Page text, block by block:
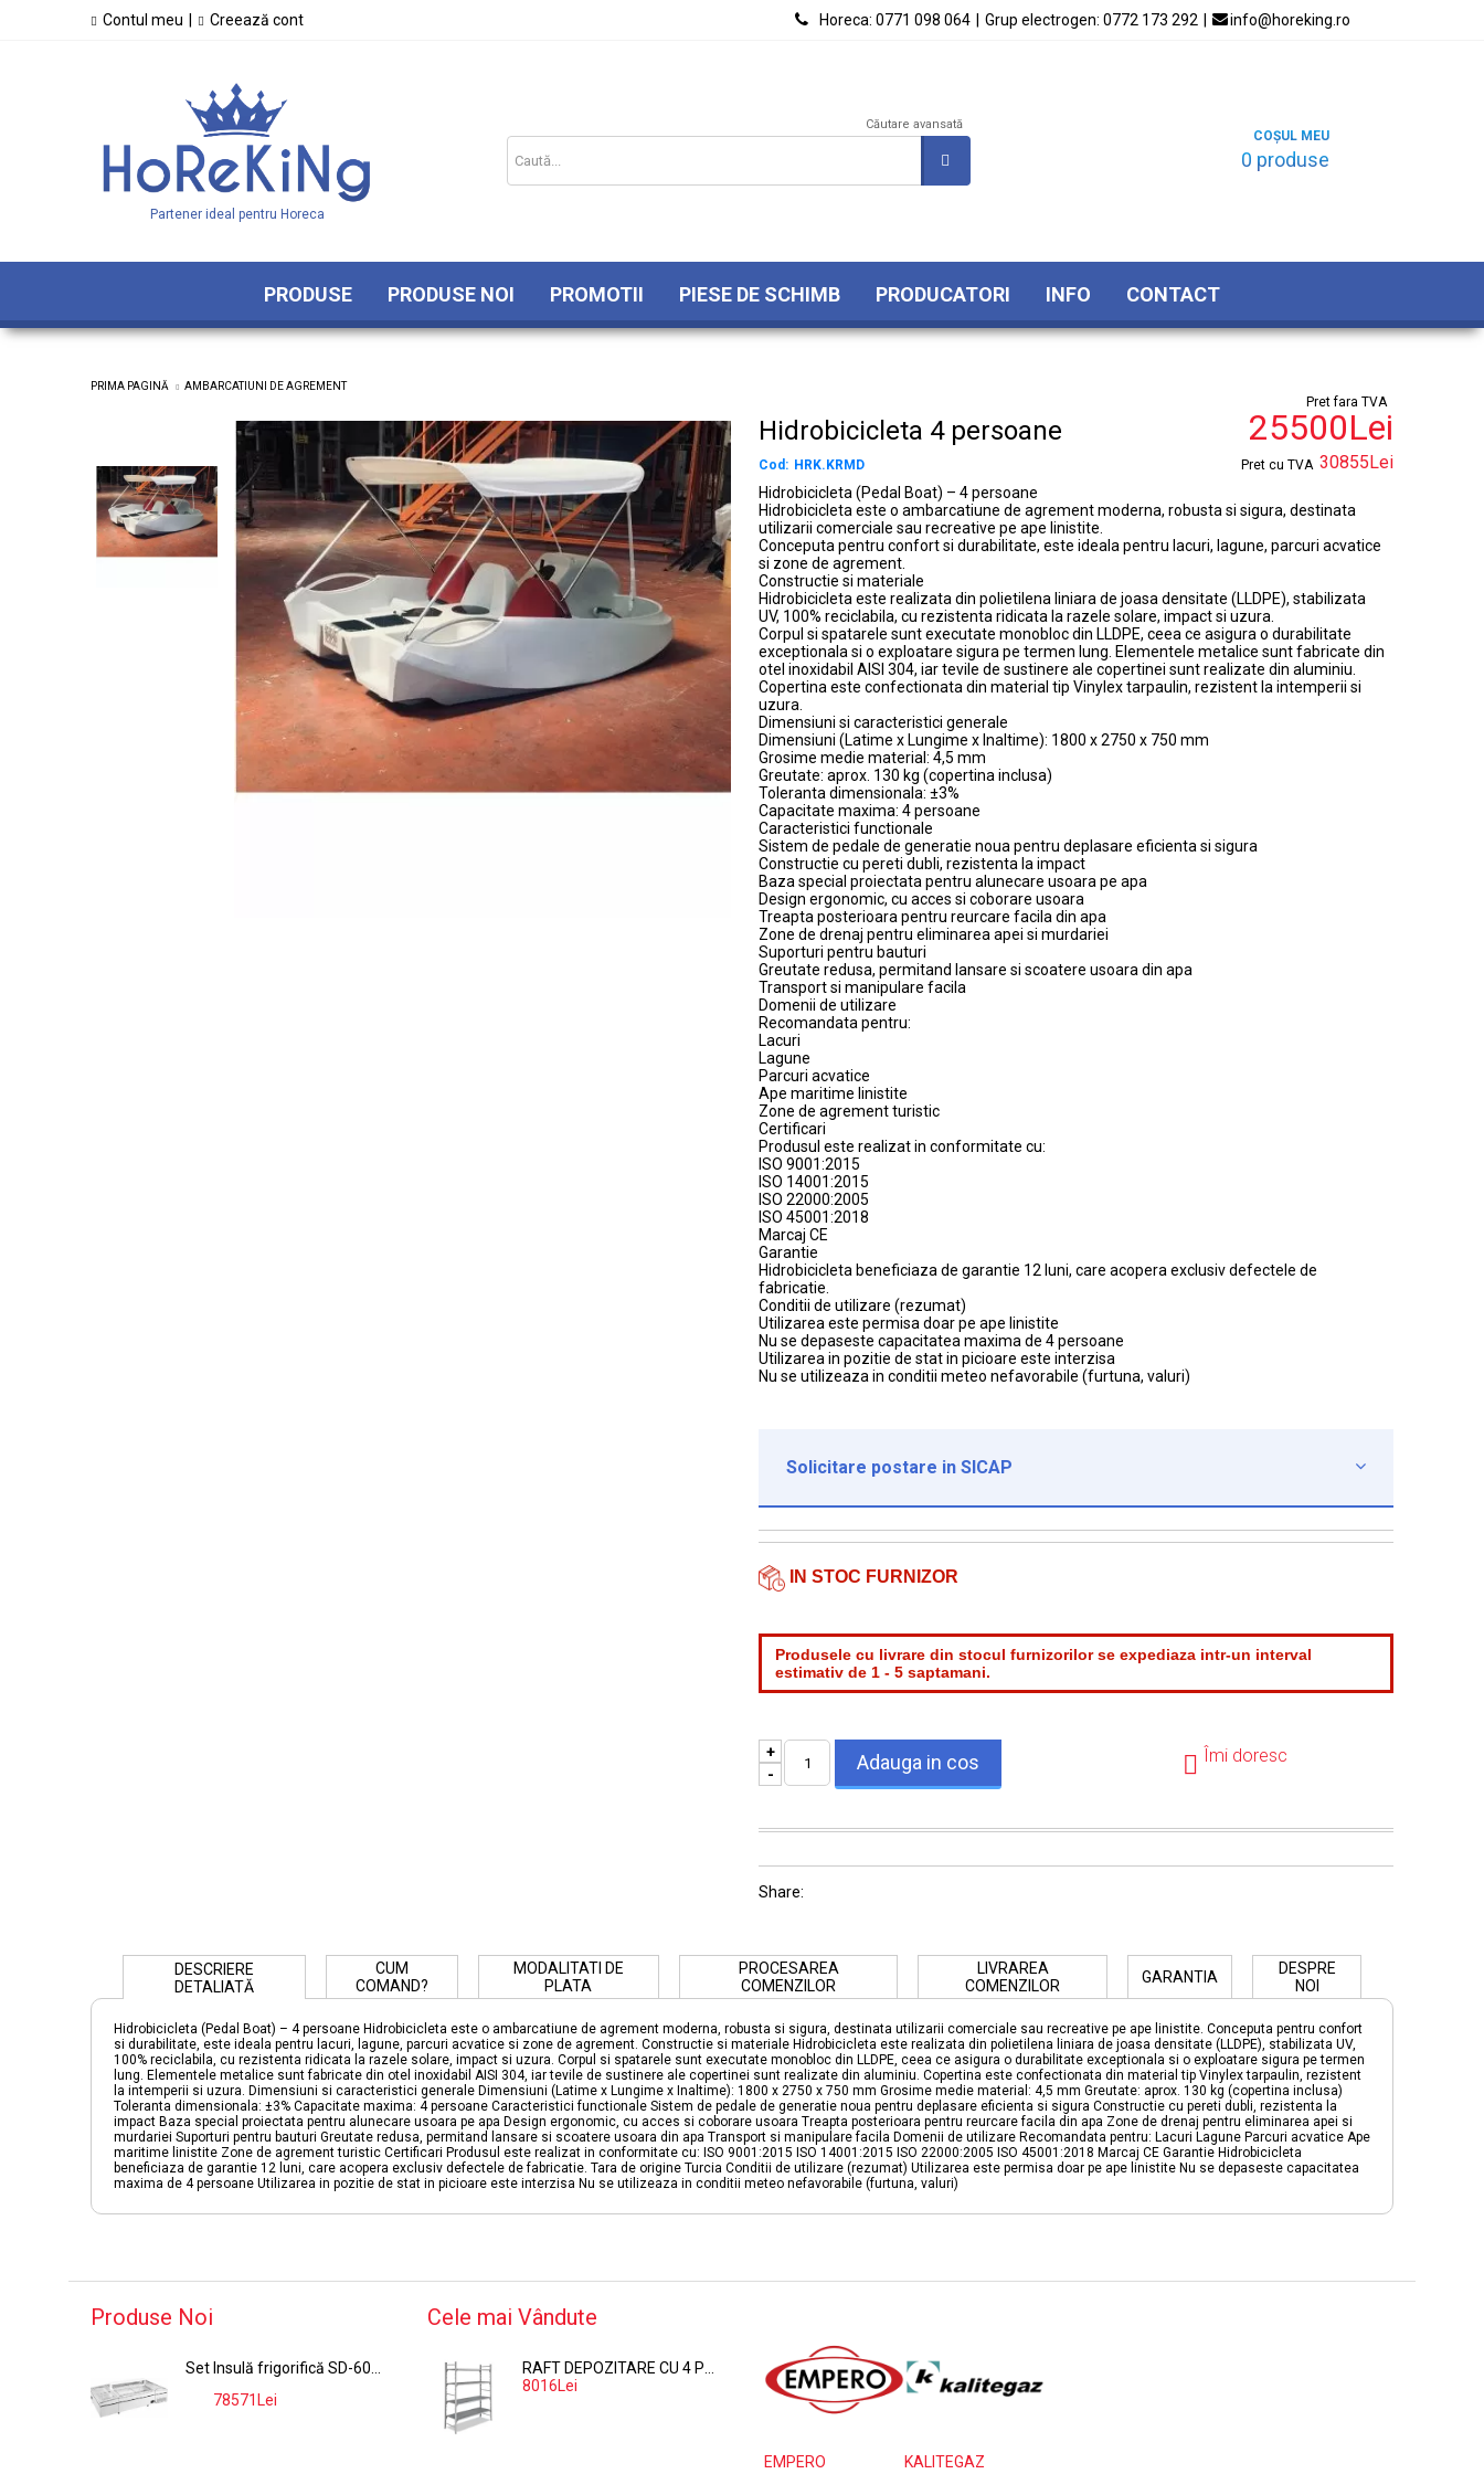
Contul meu Creează cont  Horeca: 0771 098 064 Grup electrogen: 0772 173 292 info@horeking.ro
Partener ideal pentru Horeca
Căutare avansată
COȘUL MEU
0 produse
PRODUSE PRODUSE NOI PROMOTII PIESE DE SCHIMB PRODUCATORI INFO CONTACT
PRIMA PAGINĂ AMBARCATIUNI DE AGREMENT
Hidrobicicleta 4 persoane
Pret fara TVA
25500Lei
Pret cu TVA 30855Lei
Cod: HRK.KRMD
Hidrobicicleta (Pedal Boat) – 4 persoane
Hidrobicicleta este o ambarcatiune de agrement moderna, robusta si sigura, destinata
utilizarii comerciale sau recreative pe ape linistite.
Conceputa pentru confort si durabilitate, este ideala pentru lacuri, lagune, parcuri acvatice
si zone de agrement.
Constructie si materiale
Hidrobicicleta este realizata din polietilena liniara de joasa densitate (LLDPE), stabilizata
UV, 100% reciclabila, cu rezistenta ridicata la razele solare, impact si uzura.
Corpul si spatarele sunt executate monobloc din LLDPE, ceea ce asigura o durabilitate
exceptionala si o exploatare sigura pe termen lung. Elementele metalice sunt fabricate din
otel inoxidabil AISI 304, iar tevile de sustinere ale copertinei sunt realizate din aluminiu.
Copertina este confectionata din material tip Vinylex tarpaulin, rezistent la intemperii si
uzura.
Dimensiuni si caracteristici generale
Dimensiuni (Latime x Lungime x Inaltime): 1800 x 2750 x 750 mm
Grosime medie material: 4,5 mm
Greutate: aprox. 130 kg (copertina inclusa)
Toleranta dimensionala: ±3%
Capacitate maxima: 4 persoane
Caracteristici functionale
Sistem de pedale de generatie noua pentru deplasare eficienta si sigura
Constructie cu pereti dubli, rezistenta la impact
Baza special proiectata pentru alunecare usoara pe apa
Design ergonomic, cu acces si coborare usoara
Treapta posterioara pentru reurcare facila din apa
Zone de drenaj pentru eliminarea apei si murdariei
Suporturi pentru bauturi
Greutate redusa, permitand lansare si scoatere usoara din apa
Transport si manipulare facila
Domenii de utilizare
Recomandata pentru:
Lacuri
Lagune
Parcuri acvatice
Ape maritime linistite
Zone de agrement turistic
Certificari
Produsul este realizat in conformitate cu:
ISO 9001:2015
ISO 14001:2015
ISO 22000:2005
ISO 45001:2018
Marcaj CE
Garantie
Hidrobicicleta beneficiaza de garantie 12 luni, care acopera exclusiv defectele de
fabricatie.
Conditii de utilizare (rezumat)
Utilizarea este permisa doar pe ape linistite
Nu se depaseste capacitatea maxima de 4 persoane
Utilizarea in pozitie de stat in picioare este interzisa
Nu se utilizeaza in conditii meteo nefavorabile (furtuna, valuri)
Solicitare postare in SICAP 
Email*
IN STOC FURNIZOR
Produsele cu livrare din stocul furnizorilor se expediaza intr-un interval
estimativ de 1 - 5 saptamani.
+
-
Îmi doresc
Share:
DESCRIERE
DETALIATĂ
CUM
COMAND?
MODALITATI DE
PLATA
PROCESAREA
COMENZILOR
LIVRAREA
COMENZILOR
GARANTIA
DESPRE
NOI
Hidrobicicleta (Pedal Boat) – 4 persoane Hidrobicicleta este o ambarcatiune de agrement moderna, robusta si sigura, destinata utilizarii comerciale sau recreative pe ape linistite. Conceputa pentru confort
si durabilitate, este ideala pentru lacuri, lagune, parcuri acvatice si zone de agrement. Constructie si materiale Hidrobicicleta este realizata din polietilena liniara de joasa densitate (LLDPE), stabilizata UV,
100% reciclabila, cu rezistenta ridicata la razele solare, impact si uzura. Corpul si spatarele sunt executate monobloc din LLDPE, ceea ce asigura o durabilitate exceptionala si o exploatare sigura pe termen
lung. Elementele metalice sunt fabricate din otel inoxidabil AISI 304, iar tevile de sustinere ale copertinei sunt realizate din aluminiu. Copertina este confectionata din material tip Vinylex tarpaulin, rezistent
la intemperii si uzura. Dimensiuni si caracteristici generale Dimensiuni (Latime x Lungime x Inaltime): 1800 x 2750 x 750 mm Grosime medie material: 4,5 mm Greutate: aprox. 130 kg (copertina inclusa)
Toleranta dimensionala: ±3% Capacitate maxima: 4 persoane Caracteristici functionale Sistem de pedale de generatie noua pentru deplasare eficienta si sigura Constructie cu pereti dubli, rezistenta la
impact Baza special proiectata pentru alunecare usoara pe apa Design ergonomic, cu acces si coborare usoara Treapta posterioara pentru reurcare facila din apa Zone de drenaj pentru eliminarea apei si
murdariei Suporturi pentru bauturi Greutate redusa, permitand lansare si scoatere usoara din apa Transport si manipulare facila Domenii de utilizare Recomandata pentru: Lacuri Lagune Parcuri acvatice Ape
maritime linistite Zone de agrement turistic Certificari Produsul este realizat in conformitate cu: ISO 9001:2015 ISO 14001:2015 ISO 22000:2005 ISO 45001:2018 Marcaj CE Garantie Hidrobicicleta
beneficiaza de garantie 12 luni, care acopera exclusiv defectele de fabricatie. Tara de origine Turcia Conditii de utilizare (rezumat) Utilizarea este permisa doar pe ape linistite Nu se depaseste capacitatea
maxima de 4 persoane Utilizarea in pozitie de stat in picioare este interzisa Nu se utilizeaza in conditii meteo nefavorabile (furtuna, valuri)
Produse Noi
78571Lei
Cele mai Vândute
8016Lei
EMPERO KALITEGAZ